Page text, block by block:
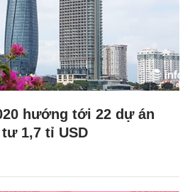
hướng tới 22 dự án
1,7 tỉ USD